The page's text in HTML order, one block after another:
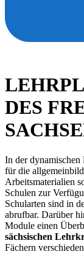
DES
In der dynamischen
für die
Arbeitsmaterialien
Schulen zur
Schularten sind in
abrufbar. Darüber
Module einen
sächsischen
Fächern